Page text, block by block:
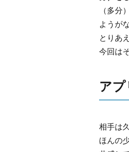
（多分
ようが
とりあ
今回は
ア
相手は
ほんの